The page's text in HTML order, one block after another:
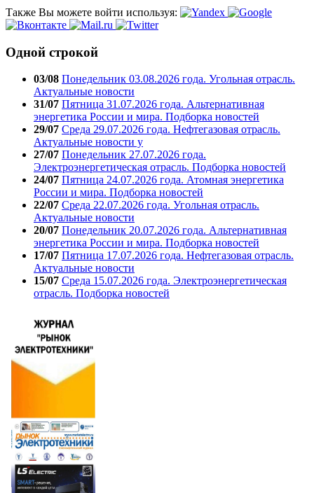
Также Вы можете войти используя:
Одной строкой
03/08 Понедельник 03.08.2026 года. Угольная отрасль.
Актуальные новости
31/07 Пятница 31.07.2026 года. Альтернативная
энергетика России и мира. Подборка новостей
29/07 Среда 29.07.2026 года. Нефтегазовая отрасль.
Актуальные новости у
27/07 Понедельник 27.07.2026 года.
Электроэнергетическая отрасль. Подборка новостей
24/07 Пятница 24.07.2026 года. Атомная энергетика
России и мира. Подборка новостей
22/07 Среда 22.07.2026 года. Угольная отрасль.
Актуальные новости
20/07 Понедельник 20.07.2026 года. Альтернативная
энергетика России и мира. Подборка новостей
17/07 Пятница 17.07.2026 года. Нефтегазовая отрасль.
Актуальные новости
15/07 Среда 15.07.2026 года. Электроэнергетическая
отрасль. Подборка новостей